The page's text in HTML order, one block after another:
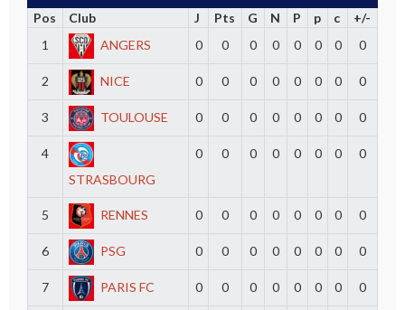
Pos Club J Pts G N P p c
+/-
1
ANGERS 0 0 0 0 0 0 0 0
2 NICE 0 0 0 0 0 0 0 0
3 TOULOUSE 0 0 0 0 0 0 0 0
4
STRASBOURG
0 0 0 0 0 0 0 0
5 RENNES 0 0 0 0 0 0 0 0
6 PSG 0 0 0 0 0 0 0 0
7 PARIS FC 0 0 0 0 0 0 0 0